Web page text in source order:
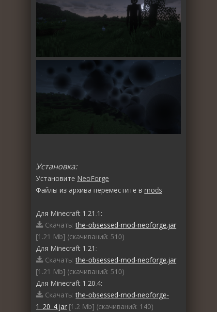
Установка:
Установите NeoForge
Файлы из архива переместите в mods
Для Minecraft 1.21.1:
Скачать:the-obsessed-mod-neoforge.jar
[1.21 Mb] (cкачиваний: 510)
Для Minecraft 1.21:
Скачать:the-obsessed-mod-neoforge.jar
[1.21 Mb] (cкачиваний: 510)
Для Minecraft 1.20.4:
Скачать:the-obsessed-mod-neoforge-
1_20_4.jar [1.2 Mb] (cкачиваний: 140)